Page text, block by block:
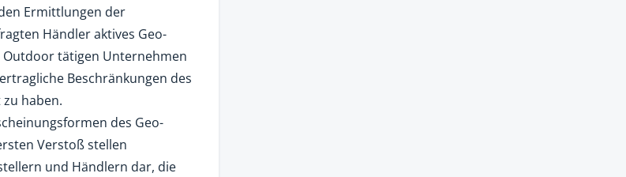
Ermittlungen der
Händler aktives Geo-
Outdoor tätigen Unternehmen
Beschränkungen des
haben.
des Geo-
Verstoß stellen
und Händlern dar, die